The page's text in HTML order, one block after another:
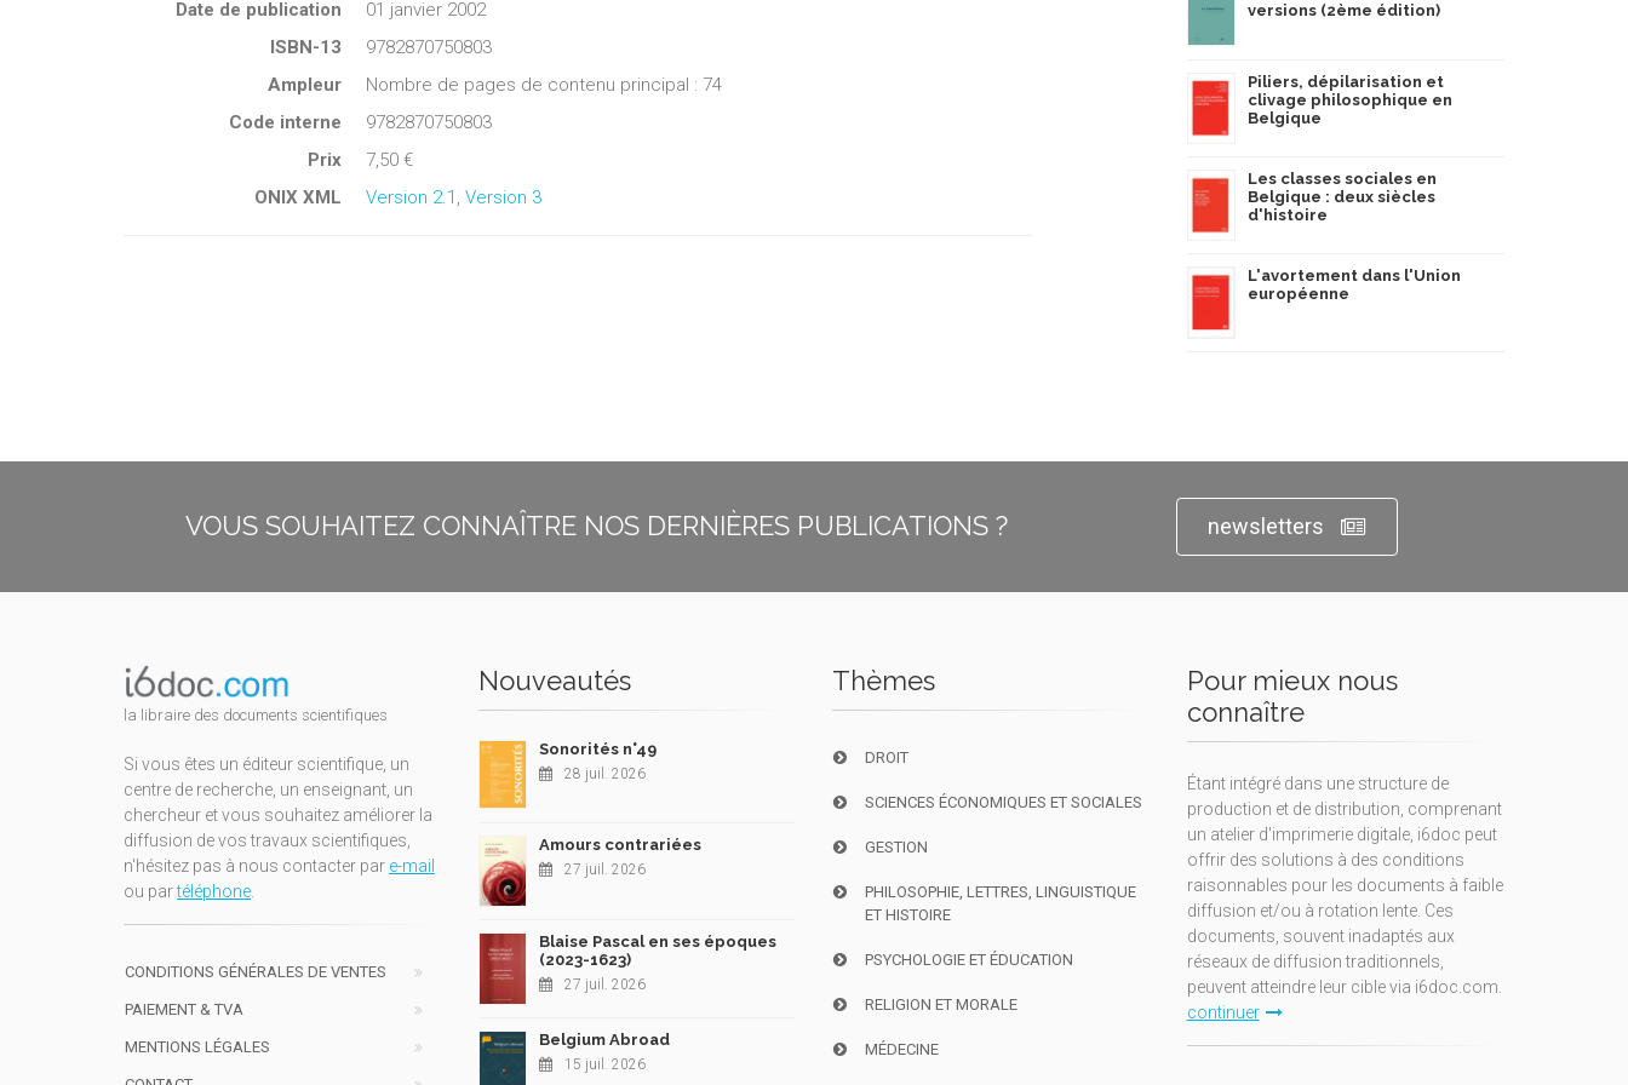
Date de publication
01 janvier 2002
ISBN-13
9782870750803
Ampleur
Nombre de pages de contenu principal : 74
Code interne
9782870750803
Prix
7,50 €
ONIX XML
Version 2.1 Version 3
versions (2ème édition)
Piliers, dépilarisation et
clivage philosophique en
Belgique
Les classes sociales en
Belgique : deux siècles
d'histoire
L'avortement dans l'Union
européenne
VOUS SOUHAITEZ CONNAÎTRE NOS DERNIÈRES PUBLICATIONS ? newsletters
la libraire des documents scientifiques
Si vous êtes un éditeur scientifique, un
centre de recherche, un enseignant, un
chercheur et vous souhaitez améliorer la
diffusion de vos travaux scientifiques,
n'hésitez pas à nous contacter par e-mail
ou partéléphone
CONDITIONS GÉNÉRALES DE VENTES
PAIEMENT & TVA
MENTIONS LÉGALES
Nouveautés
Sonorités n°49
28 juil. 2026
Amours contrariées
27 juil. 2026
Blaise Pascal en ses époques
(2023-1623)
27 juil. 2026
Belgium Abroad
15 juil. 2026
Thèmes
DROIT
SCIENCES ÉCONOMIQUES ET SOCIALES
GESTION
PHILOSOPHIE, LETTRES, LINGUISTIQUE
ET HISTOIRE
PSYCHOLOGIE ET ÉDUCATION
RELIGION ET MORALE
MÉDECINE
Pour mieux nous
connaître
Étant intégré dans une structure de
production et de distribution, comprenant
un atelier d'imprimerie digitale, i6doc peut
offrir des solutions à des conditions
raisonnables pour les documents à faible
diffusion et/ou à rotation lente. Ces
documents, souvent inadaptés aux
réseaux de diffusion traditionnels,
peuvent atteindre leur cible via i6doc.com.
continuer